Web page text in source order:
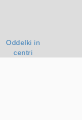
Oddelki in
centri